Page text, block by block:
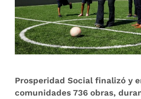
Prosperidad Social finalizó y
comunidades 736 obras,